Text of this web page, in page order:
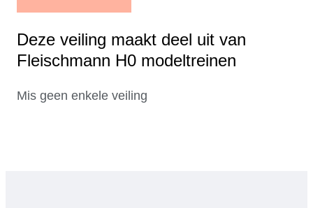
Deze veiling maakt deel uit van
Fleischmann H0 modeltreinen
Mis geen enkele veiling